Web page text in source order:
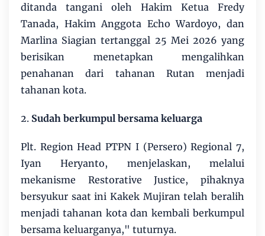
ditanda tangani oleh Hakim Ketua Fredy
Tanada, Hakim Anggota Echo Wardoyo, dan
Marlina Siagian tertanggal 25 Mei 2026 yang
berisikan menetapkan mengalihkan
penahanan dari tahanan Rutan menjadi
tahanan kota.
2. Sudah berkumpul bersama keluarga
Plt. Region Head PTPN I (Persero) Regional 7,
Iyan Heryanto, menjelaskan, melalui
mekanisme Restorative Justice, pihaknya
bersyukur saat ini Kakek Mujiran telah beralih
menjadi tahanan kota dan kembali berkumpul
bersama keluarganya," tuturnya.